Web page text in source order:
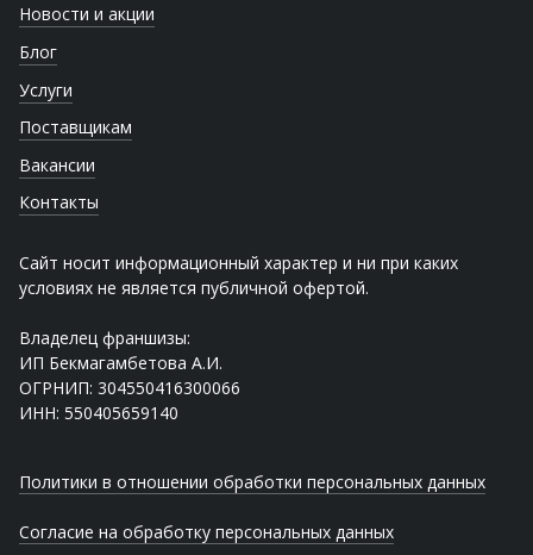
Новости и акции
Блог
Услуги
Поставщикам
Вакансии
Контакты
Сайт носит информационный характер и ни при каких
условиях не является публичной офертой.
Владелец франшизы:
ИП Бекмагамбетова А.И.
ОГРНИП: 304550416300066
ИНН: 550405659140
Политики в отношении обработки персональных данных
Согласие на обработку персональных данных